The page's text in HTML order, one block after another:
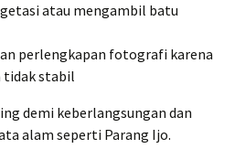
atau mengambil batu
perlengkapan fotografi karena
tidak stabil
demi keberlangsungan dan
alam seperti Parang Ijo.